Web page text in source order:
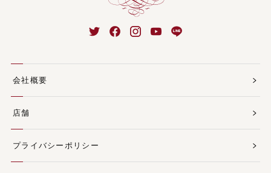
会社概要
店舗
プライバシーポリシー